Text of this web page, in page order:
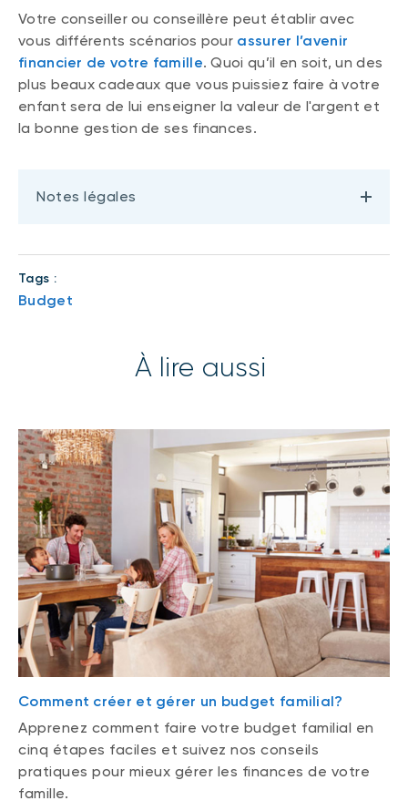
Votre conseiller ou conseillère peut établir avec
vous différents scénarios pour assurer l’avenir
financier de votre famille. Quoi qu’il en soit, un des
plus beaux cadeaux que vous puissiez faire à votre
enfant sera de lui enseigner la valeur de l'argent et
la bonne gestion de ses finances.
Notes légales
Tags :
Budget
À lire aussi
Comment créer et gérer un budget familial?
Apprenez comment faire votre budget familial en
cinq étapes faciles et suivez nos conseils
pratiques pour mieux gérer les finances de votre
famille.